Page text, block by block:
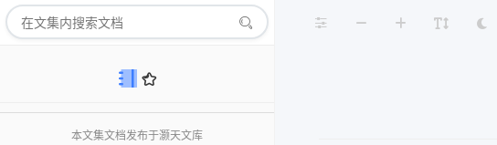
本文集文档发布于灏天文库